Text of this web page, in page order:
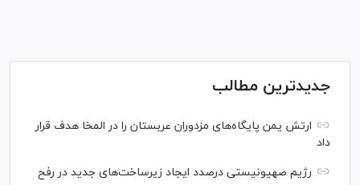
جدیدترین مطالب
ارتش یمن پایگاه‌های مزدوران عربستان را در المخا هدف قرار
داد
رژیم صهیونیستی درصدد ایجاد زیرساخت‌های جدید در رفح